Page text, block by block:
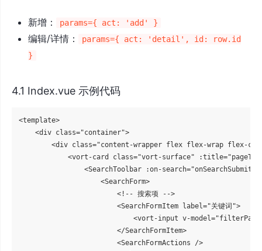
新增： params={ act: 'add' }
编辑/详情：
params={ act: 'detail', id: row.id
}
4.1 Index.vue 示例代码
<template>
    <div class="container">
<div class="content-wrapper flex flex-wrap flex-
<vort-card class="vort-surface"
<SearchToolbar :on-search="onSearchSubmit"
                    <SearchForm>
                        <!-- 搜索项 -->
                        <SearchFormItem label="关键词">
<vort-input v-
                        </SearchFormItem>
                        <SearchFormActions />